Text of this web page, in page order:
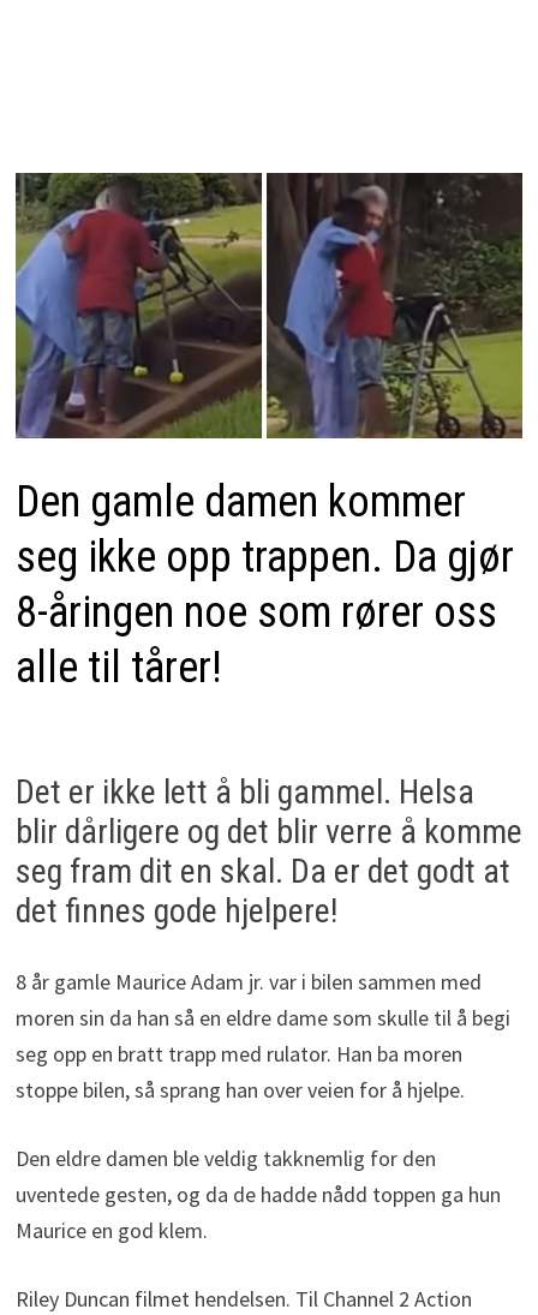
Den gamle damen kommer
seg ikke opp trappen. Da gjør
8-åringen noe som rører oss
alle til tårer!
Det er ikke lett å bli gammel. Helsa
blir dårligere og det blir verre å komme
seg fram dit en skal. Da er det godt at
det finnes gode hjelpere!
8 år gamle Maurice Adam jr. var i bilen sammen med
moren sin da han så en eldre dame som skulle til å begi
seg opp en bratt trapp med rulator. Han ba moren
stoppe bilen, så sprang han over veien for å hjelpe.
Den eldre damen ble veldig takknemlig for den
uventede gesten, og da de hadde nådd toppen ga hun
Maurice en god klem.
Riley Duncan filmet hendelsen. Til Channel 2 Action